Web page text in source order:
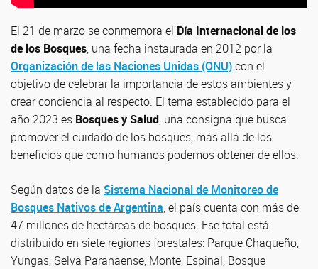
El 21 de marzo se conmemora el Día Internacional de los
de los Bosques, una fecha instaurada en 2012 por la
Organización de las Naciones Unidas (ONU)con el
objetivo de celebrar la importancia de estos ambientes y
crear conciencia al respecto. El tema establecido para el
año 2023 es Bosques y Salud, una consigna que busca
promover el cuidado de los bosques, más allá de los
beneficios que como humanos podemos obtener de ellos.
Según datos de la Sistema Nacional de Monitoreo de
Bosques Nativos de Argentina, el país cuenta con más de
47 millones de hectáreas de bosques. Ese total está
distribuido en siete regiones forestales: Parque Chaqueño,
Yungas, Selva Paranaense, Monte, Espinal, Bosque